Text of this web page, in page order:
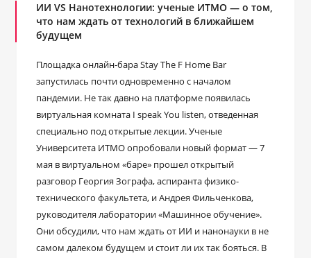
ИИ VS Нанотехнологии: ученые ИТМО — о том,
что нам ждать от технологий в ближайшем
будущем
Площадка онлайн-бара Stay The F Home Bar
запустилась почти одновременно с началом
пандемии. Не так давно на платформе появилась
виртуальная комната I speak You listen, отведенная
специально под открытые лекции. Ученые
Университета ИТМО опробовали новый формат — 7
мая в виртуальном «баре» прошел открытый
разговор Георгия Зографа, аспиранта физико-
технического факультета, и Андрея Фильченкова,
руководителя лаборатории «Машинное обучение».
Они обсудили, что нам ждать от ИИ и нанонауки в не
самом далеком будущем и стоит ли их так бояться. В